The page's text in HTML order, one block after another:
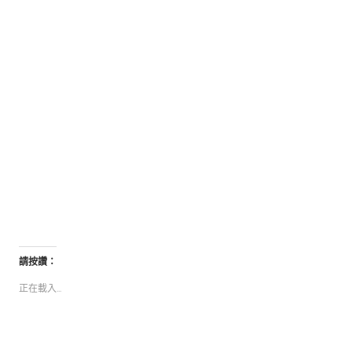
請按讚：
正在載入...